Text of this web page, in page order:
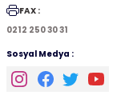
FAX :
0212 250 30 31
Sosyal Medya :